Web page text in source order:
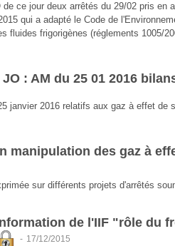
de ce jour deux arrêtés du 29/02 pris en
qui a adapté le Code de
fluides frigorigènes (réglements 1005/
: AM du 25 01 2016
janvier 2016 relatifs aux gaz à effet de
manipulation des gaz à
sur différents projets d'arrêtés
de l'IIF "rôle du
- 17/12/2015